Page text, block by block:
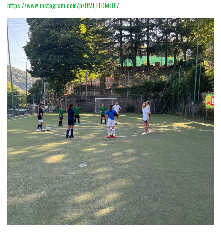
https://www.instagram.com/p/DMI_lTDMoOl/